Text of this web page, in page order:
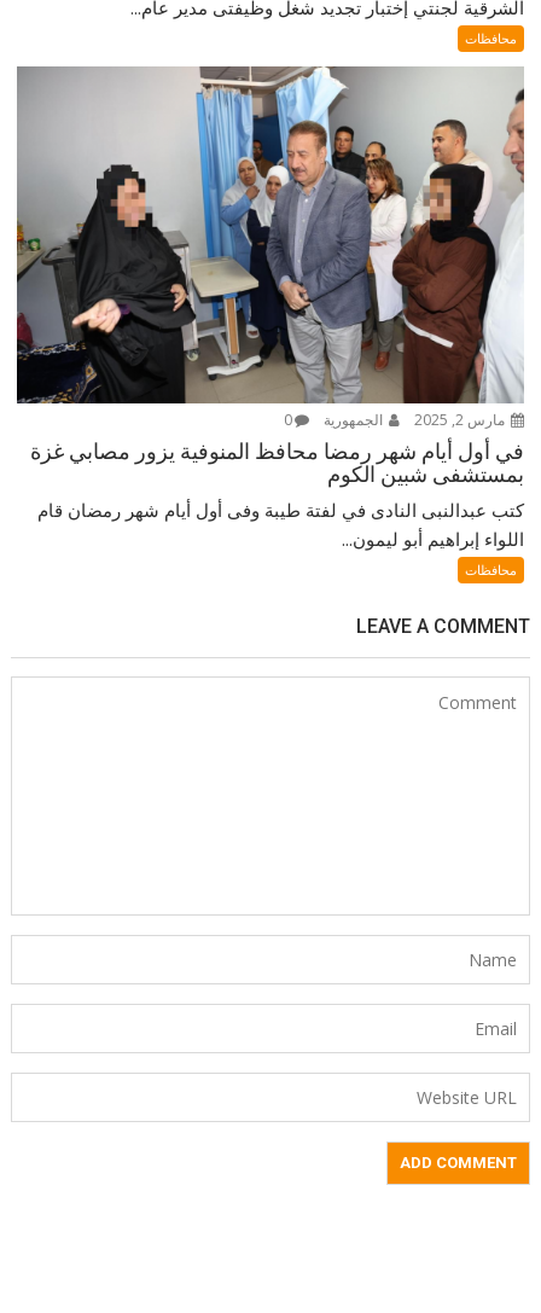
الشرقية لجنتي إختبار تجديد شغل وظيفتى مدير عام...
محافظات
مارس 2, 2025 الجمهورية 0
في أول أيام شهر رمضا محافظ المنوفية يزور مصابي غزة
بمستشفى شبين الكوم
كتب عبدالنبى النادى في لفتة طيبة وفى أول أيام شهر رمضان قام
اللواء إبراهيم أبو ليمون...
محافظات
LEAVE A COMMENT